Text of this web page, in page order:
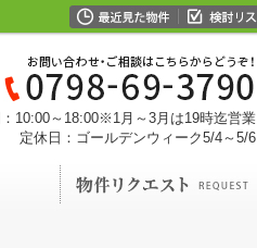
10:00～18:00※1月～3月は19時迄営業
定休日：ゴールデンウィーク5/4～5/6